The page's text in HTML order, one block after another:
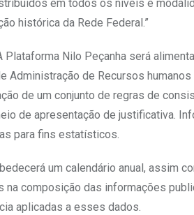
em todos os níveis e
histórica da Rede Federal.”
Plataforma Nilo Peçanha será
Administração de Recursos
de um conjunto de regras de
de apresentação de justificativa.
para fins estatísticos.
um calendário anual, assim
composição das informações
aplicadas a esses dados.